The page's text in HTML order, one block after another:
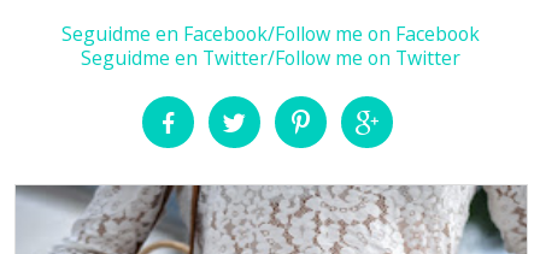
Seguidme en Facebook/Follow me on Facebook
Seguidme en Twitter/Follow me on Twitter